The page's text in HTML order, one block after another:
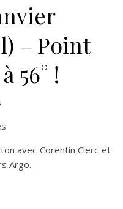
– Point
56° !
avec Corentin Clerc et
Argo.